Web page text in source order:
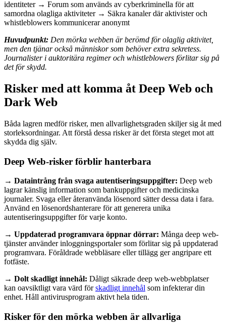
identiteter → Forum som används av cyberkriminella för att
samordna olagliga aktiviteter → Säkra kanaler där aktivister och
whistleblowers kommunicerar anonymt
Huvudpunkt: Den mörka webben är berömd för olaglig aktivitet,
men den tjänar också människor som behöver extra sekretess.
Journalister i auktoritära regimer och whistleblowers förlitar sig på
det för skydd.
Risker med att komma åt Deep Web och
Dark Web
Båda lagren medför risker, men allvarlighetsgraden skiljer sig åt med
storleksordningar. Att förstå dessa risker är det första steget mot att
skydda dig själv.
Deep Web-risker förblir hanterbara
→ Dataintrång från svaga autentiseringsuppgifter: Deep web
lagrar känslig information som bankuppgifter och medicinska
journaler. Svaga eller återanvända lösenord sätter dessa data i fara.
Använd en lösenordshanterare för att generera unika
autentiseringsuppgifter för varje konto.
→ Uppdaterad programvara öppnar dörrar: Många deep web-
tjänster använder inloggningsportaler som förlitar sig på uppdaterad
programvara. Föråldrade webbläsare eller tillägg ger angripare ett
fotfäste.
→ Dolt skadligt innehål: Dåligt säkrade deep web-webbplatser
kan oavsiktligt vara värd förskadligt innehål som infekterar din
enhet. Håll antivirusprogram aktivt hela tiden.
Risker för den mörka webben är allvarliga